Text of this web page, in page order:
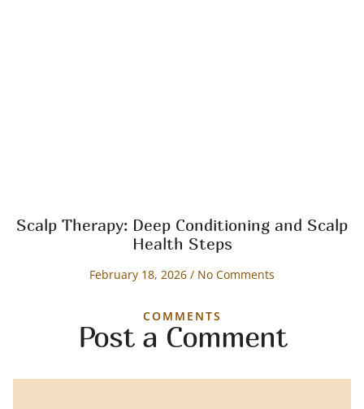
Scalp Therapy: Deep Conditioning and Scalp
Health Steps
February 18, 2026 No Comments
COMMENTS
Post a Comment